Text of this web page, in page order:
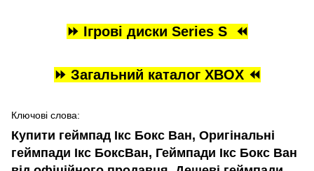
⏩ Ігрові диски Series S ⏪
⏩ Загальний каталог XBOX ⏪
Ключові слова:
Купити геймпад Ікс Бокс Ван, Оригінальні
геймпади Ікс БоксВан, Геймпади Ікс Бокс Ван